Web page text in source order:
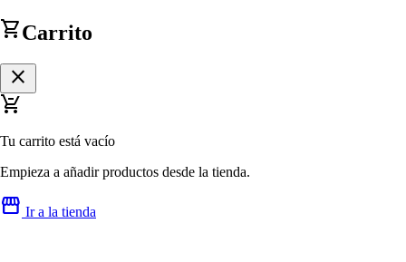
shopping_cartCarrito
close
remove_shopping_cart
Tu carrito está vacío
Empieza a añadir productos desde la tienda.
storefront Ir a la tienda